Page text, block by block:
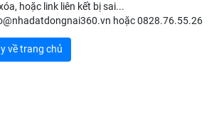
hoặc link liên kết bị sai...
hoặc 0828.76.55.26
về trang chủ